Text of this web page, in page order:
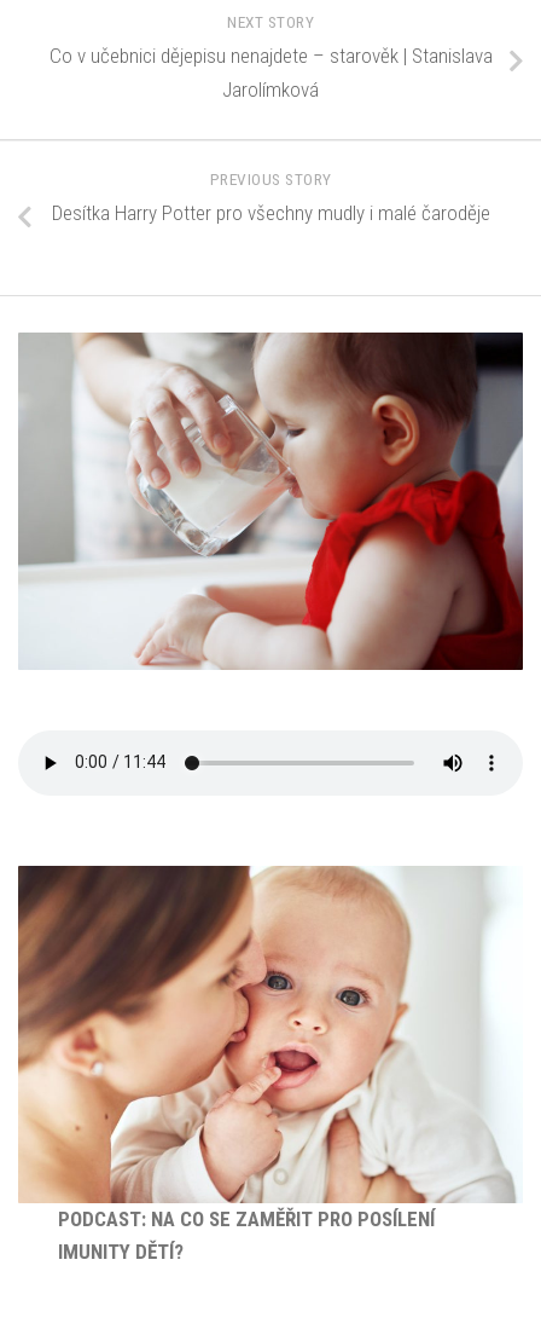
NEXT STORY
Co v učebnici dějepisu nenajdete – starověk | Stanislava
Jarolímková
PREVIOUS STORY
Desítka Harry Potter pro všechny mudly i malé čaroděje
PODCAST: NA CO SE ZAMĚŘIT PRO POSÍLENÍ
IMUNITY DĚTÍ?